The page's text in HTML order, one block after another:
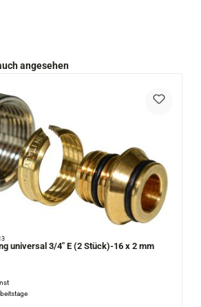
angesehen
universal 3/4" E (2 Stück)-16 x 2 mm